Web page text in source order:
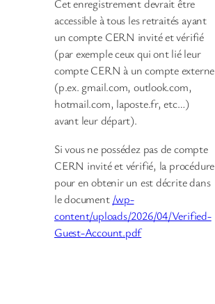
Cet enregistrement devrait être
accessible à tous les retraités ayant
un compte CERN invité et vérifié
(par exemple ceux qui ont lié leur
compte CERN à un compte externe
(p.ex. gmail.com, outlook.com,
hotmail.com, laposte.fr, etc…)
avant leur départ).
Si vous ne possédez pas de compte
CERN invité et vérifié, la procédure
pour en obtenir un est décrite dans
le document/wp-
content/uploads/2026/04/Verified-
Guest-Account.pdf